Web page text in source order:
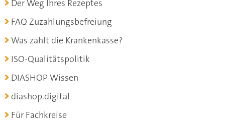
Der Weg Ihres Rezeptes
FAQ Zuzahlungsbefreiung
Was zahlt die Krankenkasse?
ISO-Qualitätspolitik
DIASHOP Wissen
diashop.digital
Für Fachkreise